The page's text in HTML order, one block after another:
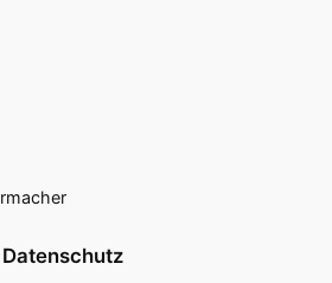
Datenschutz